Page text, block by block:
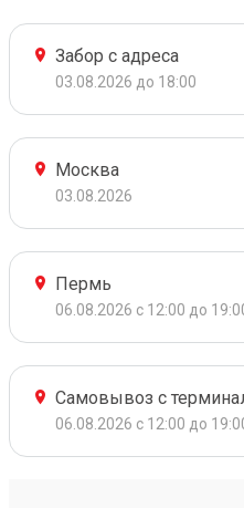
Забор с адреса
03.08.2026 до 18:00
Москва
03.08.2026
Пермь
06.08.2026 с 12:00 до
Самовывоз с
06.08.2026 с 12:00 до